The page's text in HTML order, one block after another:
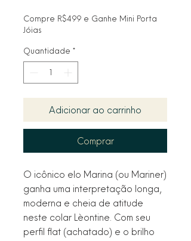
Compre R$499 e Ganhe Mini Porta
Jóias
Quantidade *
Adicionar ao carrinho
Comprar
O icônico elo Marina (ou Mariner)
ganha uma interpretação longa,
moderna e cheia de atitude
neste colar Lèontine. Com seu
perfil flat (achatado) e o brilho